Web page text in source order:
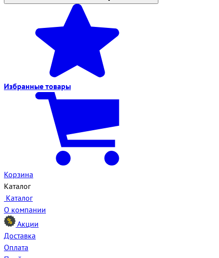
Избранные товары
Корзина
Каталог
Каталог
О компании
Акции
Доставка
Оплата